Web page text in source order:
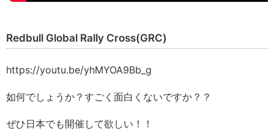
Redbull Global Rally Cross(GRC)
https://youtu.be/yhMYOA9Bb_g
如何でしょうか？すごく面白くないですか？？
ぜひ日本でも開催して欲しい！！